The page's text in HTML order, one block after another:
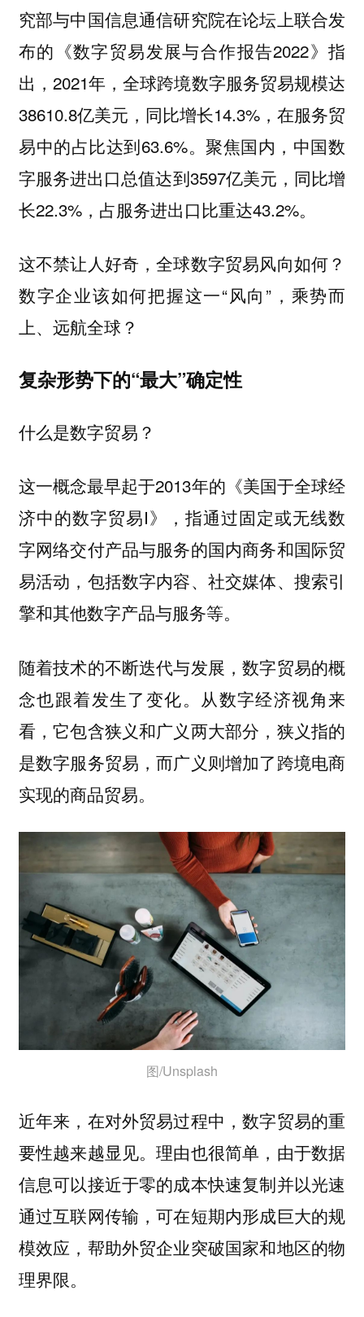
究部与中国信息通信研究院在论坛上联合发
布的《数字贸易发展与合作报告2022》指
出，2021年，全球跨境数字服务贸易规模达
38610.8亿美元，同比增长14.3%，在服务贸
易中的占比达到63.6%。聚焦国内，中国数
字服务进出口总值达到3597亿美元，同比增
长22.3%，占服务进出口比重达43.2%。
这不禁让人好奇，全球数字贸易风向如何？
数字企业该如何把握这一“风向”，乘势而
上、远航全球？
复杂形势下的“最大”确定性
什么是数字贸易？
这一概念最早起于2013年的《美国于全球经
济中的数字贸易I》，指通过固定或无线数
字网络交付产品与服务的国内商务和国际贸
易活动，包括数字内容、社交媒体、搜索引
擎和其他数字产品与服务等。
随着技术的不断迭代与发展，数字贸易的概
念也跟着发生了变化。从数字经济视角来
看，它包含狭义和广义两大部分， 狭义指的
是数字服务贸易，而广义则增加了跨境电商
实现的商品贸易。
图/Unsplash
近年来，在对外贸易过程中，数字贸易的重
要性越来越显见。理由也很简单，由于数据
信息可以接近于零的成本快速复制并以光速
通过互联网传输，可在短期内形成巨大的规
模效应，帮助外贸企业突破国家和地区的物
理界限。